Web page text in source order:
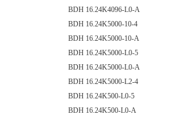
BDH 16.24K4096-L0-A
BDH 16.24K5000-10-4
BDH 16.24K5000-10-A
BDH 16.24K5000-L0-5
BDH 16.24K5000-L0-A
BDH 16.24K5000-L2-4
BDH 16.24K500-L0-5
BDH 16.24K500-L0-A